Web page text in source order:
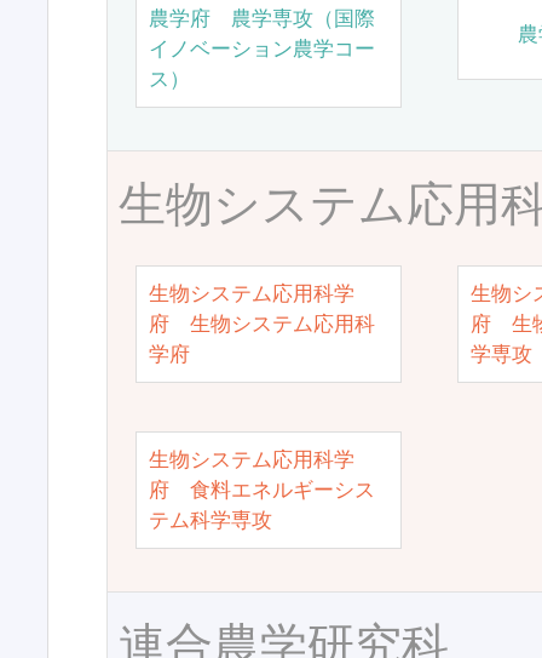
農学府 農学専攻（国際
イノベーション農学コー
ス）
生物システム応用
生物システム応用科学
府 生物システム応用科
学府
生物シ
府 生
学専攻
生物システム応用科学
府 食料エネルギーシス
テム科学専攻
連合農学研究科